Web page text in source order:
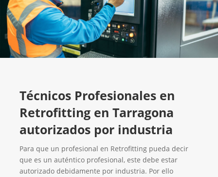
Técnicos Profesionales en
Retrofitting en Tarragona
autorizados por industria
Para que un profesional en Retrofitting pueda decir
que es un auténtico profesional, este debe estar
autorizado debidamente por industria. Por ello